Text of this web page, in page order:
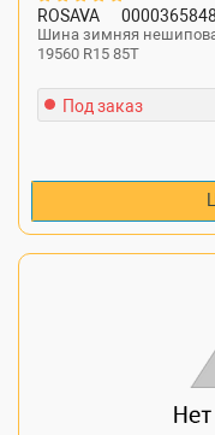
ROSAVA 0000365848
Шина зимняя
19560 R15 85T
Под заказ